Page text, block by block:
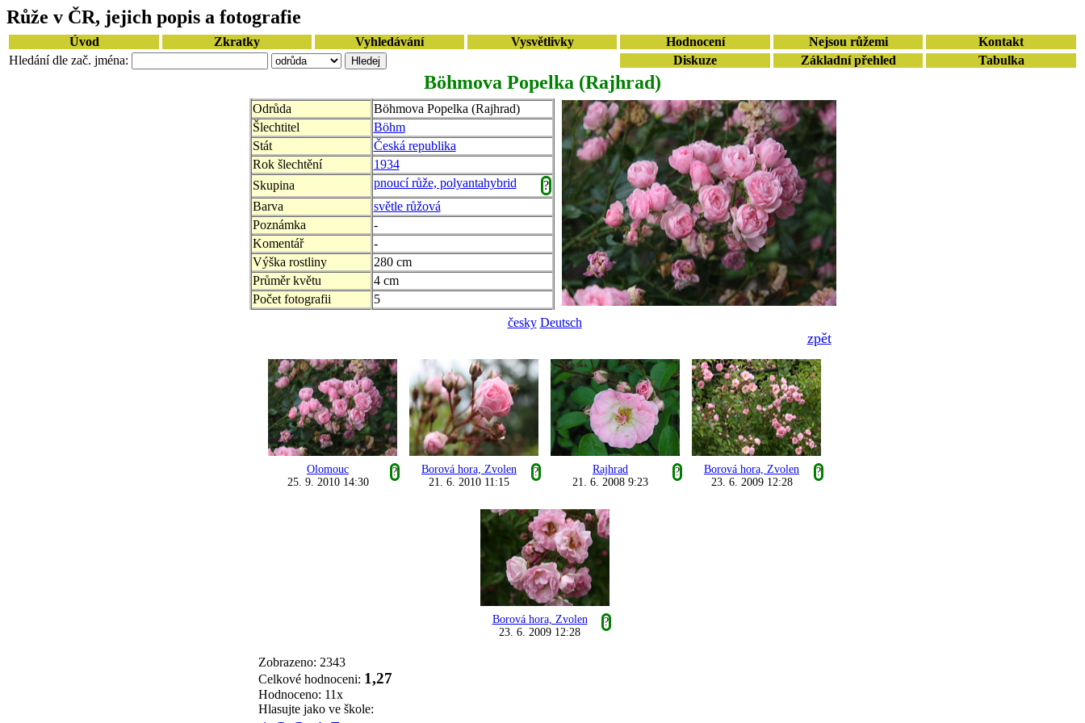
Růže v ČR, jejich popis a fotografie
Úvod Zkratky Vyhledávání Vysvětlivky Hodnocení Nejsou růžemi
Kontakt
Hledání dle zač. jména:
Diskuze Základní přehled Tabulka
Böhmova Popelka (Rajhrad)
Odrůda
Böhmova Popelka (Rajhrad)
Šlechtitel
Böhm
Stát
Česká republika
Rok šlechtění
1934
Skupina
pnoucí růže, polyantahybrid
?
Barva
světle růžová
Poznámka
-
Komentář
-
Výška rostliny
280 cm
Průměr květu
4 cm
Počet fotografii
5
česky Deutsch
zpět
Olomouc
?
25. 9. 2010 14:30
Borová hora, Zvolen
?
21. 6. 2010 11:15
Rajhrad
?
21. 6. 2008 9:23
Borová hora, Zvolen
?
23. 6. 2009 12:28
Borová hora, Zvolen
?
23. 6. 2009 12:28
Zobrazeno: 2343
Celkové hodnoceni: 1,27
Hodnoceno: 11x
Hlasujte jako ve škole: